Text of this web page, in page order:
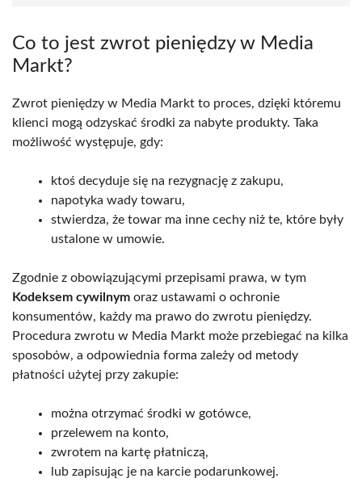
Co to jest zwrot pieniędzy w Media
Markt?
Zwrot pieniędzy w Media Markt to proces, dzięki któremu
klienci mogą odzyskać środki za nabyte produkty. Taka
możliwość występuje, gdy:
ktoś decyduje się na rezygnację z zakupu,
napotyka wady towaru,
stwierdza, że towar ma inne cechy niż te, które były
ustalone w umowie.
Zgodnie z obowiązującymi przepisami prawa, w tym
Kodeksem cywilnym oraz ustawami o ochronie
konsumentów, każdy ma prawo do zwrotu pieniędzy.
Procedura zwrotu w Media Markt może przebiegać na kilka
sposobów, a odpowiednia forma zależy od metody
płatności użytej przy zakupie:
można otrzymać środki w gotówce,
przelewem na konto,
zwrotem na kartę płatniczą,
lub zapisując je na karcie podarunkowej.